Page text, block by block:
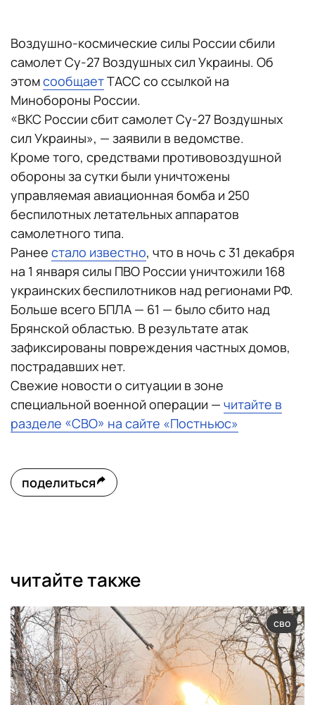
Воздушно-космические силы России сбили
самолет Су-27 Воздушных сил Украины. Об
этомсообщаетТАСС со ссылкой на
Минобороны России.
«ВКС России сбит самолет Су-27 Воздушных
сил Украины», — заявили в ведомстве.
Кроме того, средствами противовоздушной
обороны за сутки были уничтожены
управляемая авиационная бомба и 250
беспилотных летательных аппаратов
самолетного типа.
Ранее стало известно, что в ночь с 31 декабря
на 1 января силы ПВО России уничтожили 168
украинских беспилотников над регионами РФ.
Больше всего БПЛА — 61 — было сбито над
Брянской областью. В результате атак
зафиксированы повреждения частных домов,
пострадавших нет.
Свежие новости о ситуации в зоне
специальной военной операции — читайте в
разделе «СВО» на сайте «Постньюс»
поделиться
читайте также
сво